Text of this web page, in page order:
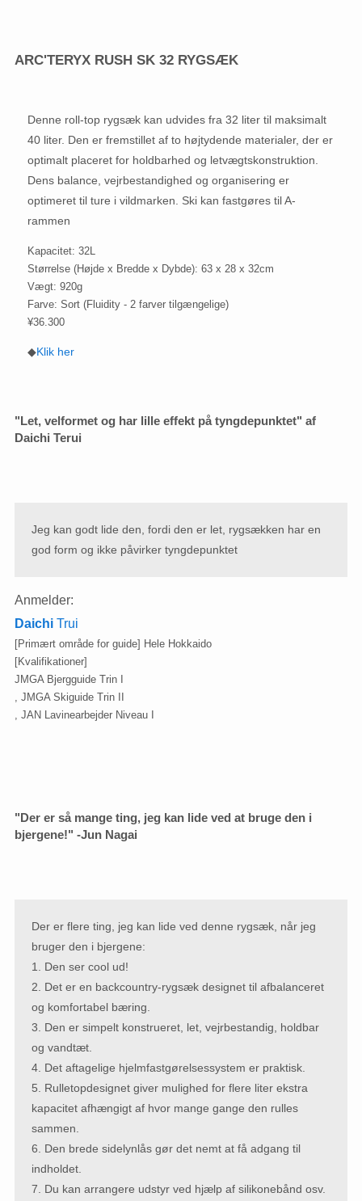
ARC'TERYX RUSH SK 32 RYGSÆK
Denne roll-top rygsæk kan udvides fra 32 liter til maksimalt
40 liter. Den er fremstillet af to højtydende materialer, der er
optimalt placeret for holdbarhed og letvægtskonstruktion.
Dens balance, vejrbestandighed og organisering er
optimeret til ture i vildmarken. Ski kan fastgøres til A-
rammen
Kapacitet: 32L
Størrelse (Højde x Bredde x Dybde): 63 x 28 x 32cm
Vægt: 920g
Farve: Sort (Fluidity - 2 farver tilgængelige)
¥36.300
◆Klik her
"Let, velformet og har lille effekt på tyngdepunktet" af
Daichi Terui
Jeg kan godt lide den, fordi den er let, rygsækken har en
god form og ikke påvirker tyngdepunktet
Anmelder:
DaichiTrui
[Primært område for guide] Hele Hokkaido
[Kvalifikationer]
JMGA Bjergguide Trin I
, JMGA Skiguide Trin II
, JAN Lavinearbejder Niveau I
"Der er så mange ting, jeg kan lide ved at bruge den i
bjergene!" -Jun Nagai
Der er flere ting, jeg kan lide ved denne rygsæk, når jeg
bruger den i bjergene:
1. Den ser cool ud!
2. Det er en backcountry-rygsæk designet til afbalanceret
og komfortabel bæring.
3. Den er simpelt konstrueret, let, vejrbestandig, holdbar
og vandtæt.
4. Det aftagelige hjelmfastgørelsessystem er praktisk.
5. Rulletopdesignet giver mulighed for flere liter ekstra
kapacitet afhængigt af hvor mange gange den rulles
sammen.
6. Den brede sidelynlås gør det nemt at få adgang til
indholdet.
7. Du kan arrangere udstyr ved hjælp af silikonebånd osv.